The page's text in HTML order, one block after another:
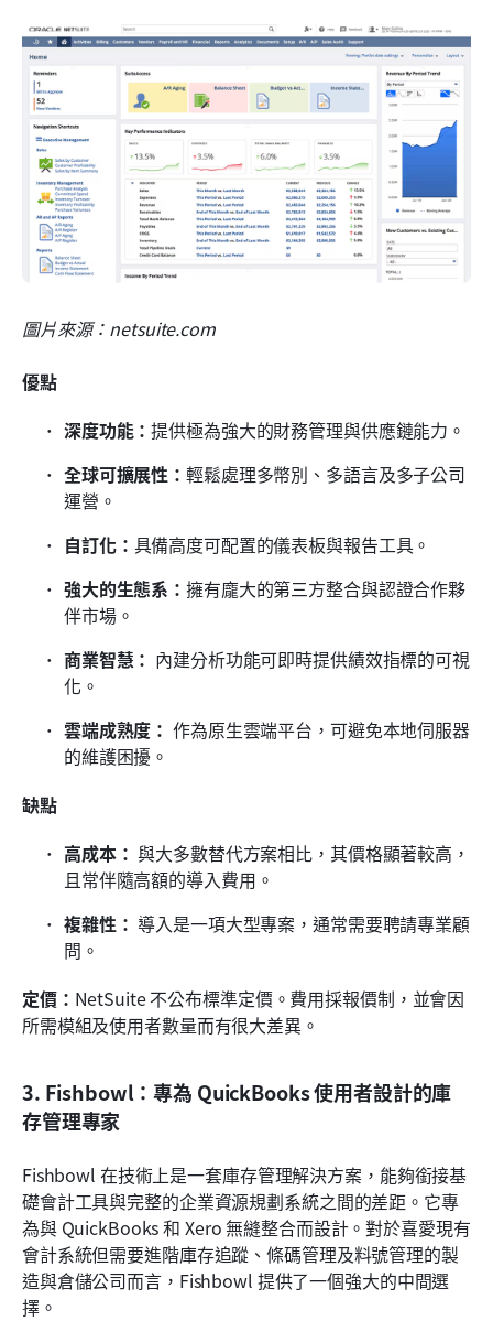
圖片來源：netsuite.com
優點
深度功能：提供極為強大的財務管理與供應鏈能力。
全球可擴展性：輕鬆處理多幣別、多語言及多子公司
運營。
自訂化： 具備高度可配置的儀表板與報告工具。
強大的生態系：擁有龐大的第三方整合與認證合作夥
伴市場。
商業智慧： 內建分析功能可即時提供績效指標的可視
化。
雲端成熟度： 作為原生雲端平台，可避免本地伺服器
的維護困擾。
缺點
高成本： 與大多數替代方案相比，其價格顯著較高，
且常伴隨高額的導入費用。
複雜性： 導入是一項大型專案，通常需要聘請專業顧
問。
定價： NetSuite 不公布標準定價。費用採報價制，並會因
所需模組及使用者數量而有很大差異。
3. Fishbowl：專為 QuickBooks 使用者設計的庫
存管理專家
Fishbowl 在技術上是一套庫存管理解決方案，能夠銜接基
礎會計工具與完整的企業資源規劃系統之間的差距。它專
為與 QuickBooks 和 Xero 無縫整合而設計。對於喜愛現有
會計系統但需要進階庫存追蹤、條碼管理及料號管理的製
造與倉儲公司而言，Fishbowl 提供了一個強大的中間選
擇。